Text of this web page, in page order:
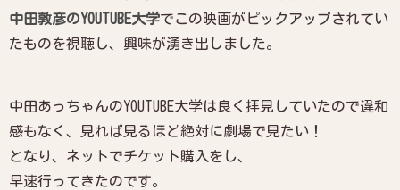
中田敦彦のYOUTUBE大学でこの映画がピックアップされてい
たものを視聴し、興味が湧き出しました。
中田あっちゃんのYOUTUBE大学は良く拝見していたので違和
感もなく、見れば見るほど絶対に劇場で見たい！
となり、ネットでチケット購入をし、
早速行ってきたのです。